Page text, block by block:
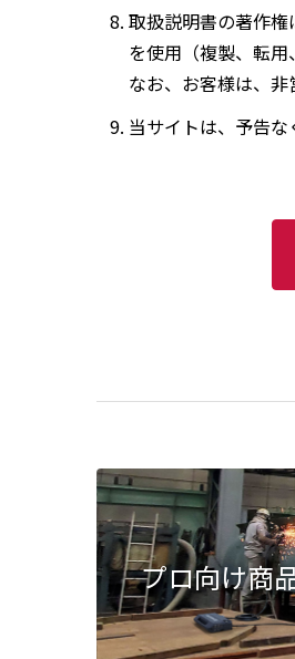
取扱説明書の著作
を使用（複製、転
なお、お客様は、
当サイトは、予告
プロ向け商